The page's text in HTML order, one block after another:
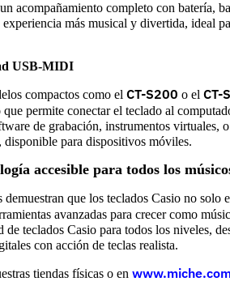
acompañamiento completo con batería,
más musical y divertida, ideal
USB-MIDI
compactos como el CT-S200 o el CT-
que permite conectar el teclado al
de grabación, instrumentos virtuales,
disponible para dispositivos móviles.
accesible para todos los
demuestran que los teclados Casio no solo
avanzadas para crecer como
de teclados Casio para todos los niveles,
con acción de teclas realista.
tiendas físicas o en